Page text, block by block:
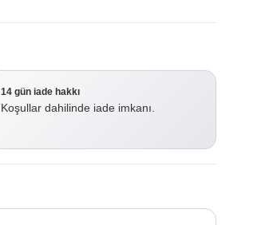
14 gün iade hakkı
Koşullar dahilinde iade imkanı.